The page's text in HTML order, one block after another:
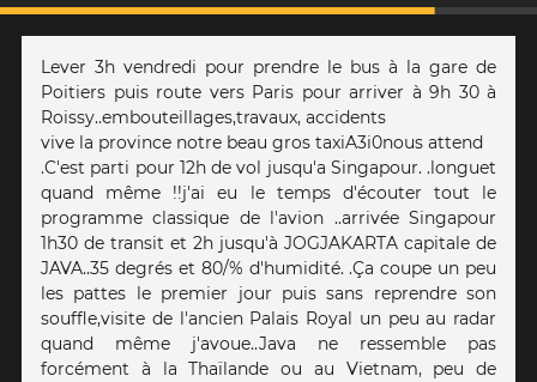
Lever 3h vendredi pour prendre le bus à la gare de
Poitiers puis route vers Paris pour arriver à 9h 30 à
Roissy..embouteillages,travaux, accidents
vive la province notre beau gros taxiA3i0nous attend
.C'est parti pour 12h de vol jusqu'a Singapour. .longuet
quand même !!j'ai eu le temps d'écouter tout le
programme classique de l'avion ..arrivée Singapour
1h30 de transit et 2h jusqu'à JOGJAKARTA capitale de
JAVA..35 degrés et 80/% d'humidité. .Ça coupe un peu
les pattes le premier jour puis sans reprendre son
souffle,visite de l'ancien Palais Royal un peu au radar
quand même j'avoue..Java ne ressemble pas
forcément à la Thaïlande ou au Vietnam, peu de